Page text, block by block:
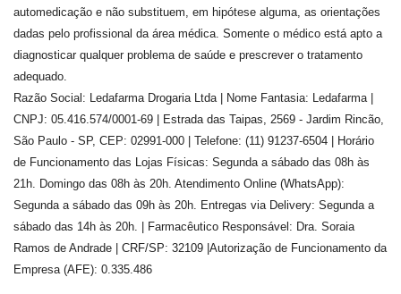
automedicação e não substituem, em hipótese alguma, as orientações
dadas pelo profissional da área médica. Somente o médico está apto a
diagnosticar qualquer problema de saúde e prescrever o tratamento
adequado.
Razão Social: Ledafarma Drogaria Ltda | Nome Fantasia: Ledafarma |
CNPJ: 05.416.574/0001-69 | Estrada das Taipas, 2569 - Jardim Rincão,
São Paulo - SP, CEP: 02991-000 | Telefone: (11) 91237-6504 | Horário
de Funcionamento das Lojas Físicas: Segunda a sábado das 08h às
21h. Domingo das 08h às 20h. Atendimento Online (WhatsApp):
Segunda a sábado das 09h às 20h. Entregas via Delivery: Segunda a
sábado das 14h às 20h. | Farmacêutico Responsável: Dra. Soraia
Ramos de Andrade
| CRF/SP: 32109 |Autorização de Funcionamento da
Empresa (AFE): 0.335.486